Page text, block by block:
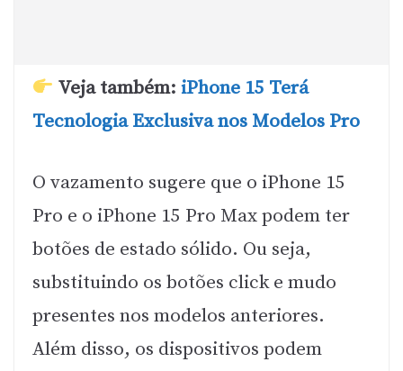
Veja também: iPhone 15 Terá
Tecnologia Exclusiva nos Modelos Pro
O vazamento sugere que o iPhone 15
Pro e o iPhone 15 Pro Max podem ter
botões de estado sólido. Ou seja,
substituindo os botões click e mudo
presentes nos modelos anteriores.
Além disso, os dispositivos podem